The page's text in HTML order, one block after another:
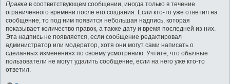
Правка в соответствующем сообщении, иногда только в течение
ограниченного времени после его создания. Если кто-то уже ответил на
сообщение, то под ним появится небольшая надпись, которая
показывает количество правок, а также дату и время последней из них.
Эта надпись не появляется, если сообщение редактировал
администратор или модератор, хотя они могут сами написать о
сделанных изменениях по своему усмотрению. Учтите, что обычные
пользователи не могут удалить сообщение, если на него уже кто-то
ответил.